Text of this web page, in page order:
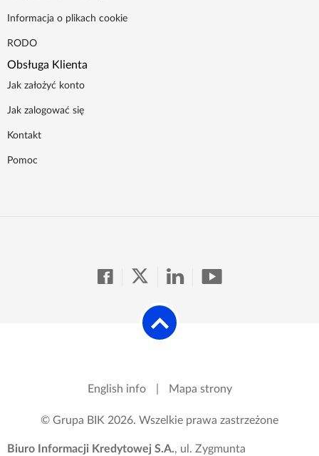
Informacja o plikach cookie
RODO
Obsługa Klienta
Jak założyć konto
Jak zalogować się
Kontakt
Pomoc
English info Mapa strony
© Grupa BIK 2026. Wszelkie prawa zastrzeżone
Biuro Informacji Kredytowej S.A., ul. Zygmunta